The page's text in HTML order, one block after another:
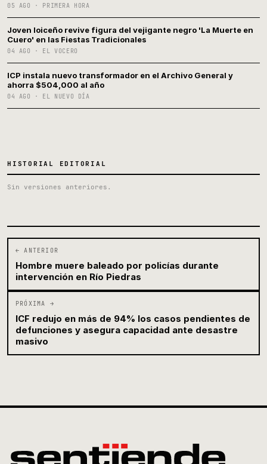
05 AGO · PRIMERA HORA
Joven loiceño revive figura del vejigante negro 'La Muerte en
Cuero' en las Fiestas Tradicionales
04 AGO · EL VOCERO
ICP instala nuevo transformador en el Archivo General y
ahorra $504,000 al año
04 AGO · EL NUEVO DÍA
HISTORIAL EDITORIAL
Sin versiones anteriores.
← ANTERIOR
Hombre muere baleado por policías durante
intervención en Río Piedras
PRÓXIMA →
ICF redujo en más de 94% los casos pendientes de
defunciones y asegura capacidad ante desastre
masivo